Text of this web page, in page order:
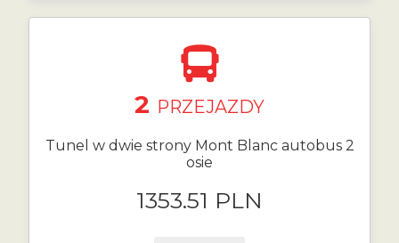
2 PRZEJAZDY
Tunel w dwie strony Mont Blanc autobus 2
osie
1353.51 PLN